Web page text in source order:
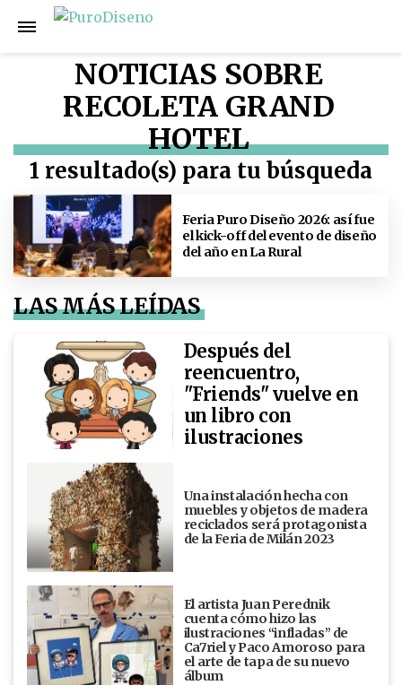
NOTICIAS SOBRE
RECOLETA GRAND
HOTEL
1 resultado(s) para tu búsqueda
Feria Puro Diseño 2026: así fue
el kick-off del evento de diseño
del año en La Rural
LAS MÁS LEÍDAS
Después del
reencuentro,
"Friends" vuelve en
un libro con
ilustraciones
Una instalación hecha con
muebles y objetos de madera
reciclados será protagonista
de la Feria de Milán 2023
El artista Juan Perednik
cuenta cómo hizo las
ilustraciones “infladas” de
Ca7riel y Paco Amoroso para
el arte de tapa de su nuevo
álbum